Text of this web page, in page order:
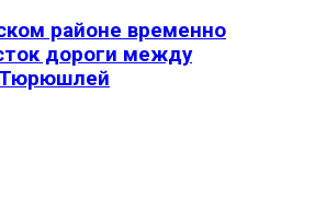
районе временно
дороги между
Тюрюшлей